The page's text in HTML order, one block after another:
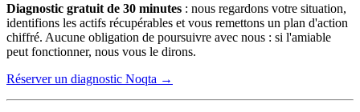
Diagnostic gratuit de 30 minutes : nous regardons votre situation,
identifions les actifs récupérables et vous remettons un plan d'action
chiffré. Aucune obligation de poursuivre avec nous : si l'amiable
peut fonctionner, nous vous le dirons.
Réserver un diagnostic Noqta →